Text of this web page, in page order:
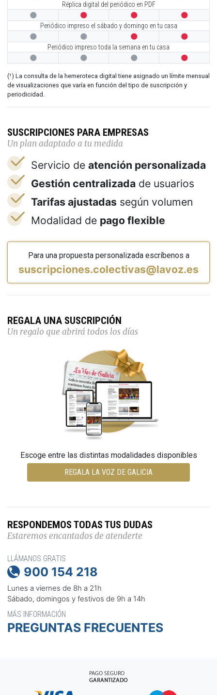
Réplica digital del periódico en PDF
   
Periódico impreso el sábado y domingo en tu casa
   
Periódico impreso toda la semana en tu casa
   
(¹) La consulta de la hemeroteca digital tiene asignado un límite mensual
de visualizaciones que varía en función del tipo de suscripción y
periodicidad.
SUSCRIPCIONES PARA EMPRESAS
Un plan adaptado a tu medida
Servicio de atención personalizada
Gestión centralizada de usuarios
Tarifas ajustadas según volumen
Modalidad de pago flexible
Para una propuesta personalizada escríbenos a
suscripciones.colectivas@lavoz.es
REGALA UNA SUSCRIPCIÓN
Un regalo que abrirá todos los días
Escoge entre las distintas modalidades disponibles
REGALA LA VOZ DE GALICIA
RESPONDEMOS TODAS TUS DUDAS
Estaremos encantados de atenderte
LLÁMANOS GRATIS
 900 154 218
Lunes a viernes de 8h a 21h
Sábado, domingos y festivos de 9h a 14h
MÁS INFORMACIÓN
PREGUNTAS FRECUENTES